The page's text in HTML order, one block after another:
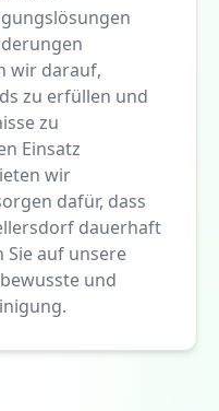
wir darauf,
zu erfüllen und
zu
Einsatz
wir
dafür, dass
dauerhaft
Sie auf unsere
und